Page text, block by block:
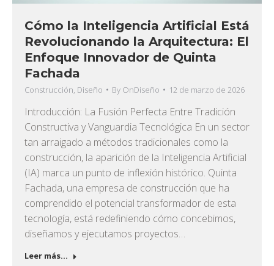
Cómo la Inteligencia Artificial Está
Revolucionando la Arquitectura: El
Enfoque Innovador de Quinta
Fachada
Construcción, Diseño By OnDiseño 12 de marzo de 2026
Introducción: La Fusión Perfecta Entre Tradición
Constructiva y Vanguardia Tecnológica En un sector
tan arraigado a métodos tradicionales como la
construcción, la aparición de la Inteligencia Artificial
(IA) marca un punto de inflexión histórico. Quinta
Fachada, una empresa de construcción que ha
comprendido el potencial transformador de esta
tecnología, está redefiniendo cómo concebimos,
diseñamos y ejecutamos proyectos…
Leer más...